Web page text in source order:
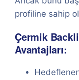
profiline sahip
Çermik
Avantajları: